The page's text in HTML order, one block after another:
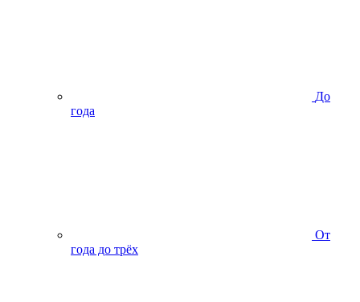
До
года
От
года до трёх